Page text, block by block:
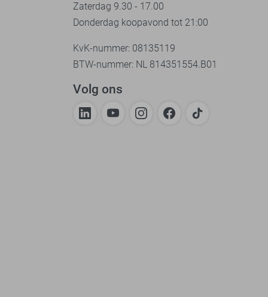
Zaterdag 9.30 - 17.00
Donderdag koopavond tot 21:00
KvK-nummer: 08135119
BTW-nummer: NL 814351554.B01
Volg ons